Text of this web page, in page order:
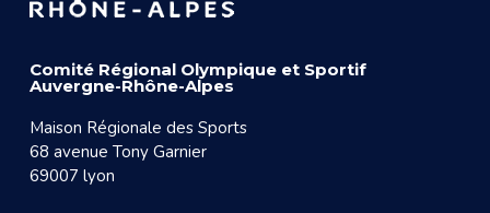
Comité Régional Olympique et Sportif
Auvergne-Rhône-Alpes
Maison Régionale des Sports
68 avenue Tony Garnier
69007 lyon